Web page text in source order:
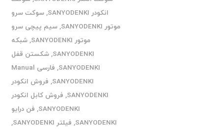
انکودر SANYODENKI
,سوکت سرو
موتور SANYODENKI
,سیم پیچی سرو
موتور SANYODENKI
,شبکه
SANYODENKI
,شکستن قفل
SANYODENKI
,
فارسی Manual
SANYODENKI
, فروش انکودر
SANYODENKI
, فروش کابل انکودر
SANYODENKI
, فن درایو
SANYODENKI
, فیلتر SANYODENKI
,